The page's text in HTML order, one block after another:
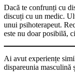
Dacă te confrunți cu
discuți cu un medic.
unui psihoterapeut.
este nu doar posibilă,
Ai avut experiențe
dispareunia masculină